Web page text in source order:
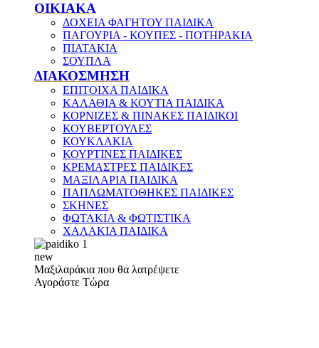
ΟΙΚΙΑΚΑ
ΔΟΧΕΙΑ ΦΑΓΗΤΟΥ ΠΑΙΔΙΚΑ
ΠΑΓΟΥΡΙΑ - ΚΟΥΠΕΣ - ΠΟΤΗΡΑΚΙΑ
ΠΙΑΤΑΚΙΑ
ΣΟΥΠΛΑ
ΔΙΑΚΟΣΜΗΣΗ
ΕΠΙΤΟΙΧΑ ΠΑΙΔΙΚΑ
ΚΑΛΑΘΙΑ & ΚΟΥΤΙΑ ΠΑΙΔΙΚΑ
ΚΟΡΝΙΖΕΣ & ΠΙΝΑΚΕΣ ΠΑΙΔΙΚΟΙ
ΚΟΥΒΕΡΤΟΥΛΕΣ
ΚΟΥΚΛΑΚΙΑ
ΚΟΥΡΤΙΝΕΣ ΠΑΙΔΙΚΕΣ
ΚΡΕΜΑΣΤΡΕΣ ΠΑΙΔΙΚΕΣ
ΜΑΞΙΛΑΡΙΑ ΠΑΙΔΙΚΑ
ΠΑΠΛΩΜΑΤΟΘΗΚΕΣ ΠΑΙΔΙΚΕΣ
ΣΚΗΝΕΣ
ΦΩΤΑΚΙΑ & ΦΩΤΙΣΤΙΚΑ
ΧΑΛΑΚΙΑ ΠΑΙΔΙΚΑ
new
Μαξιλαράκια που θα λατρέψετε
Αγοράστε Τώρα